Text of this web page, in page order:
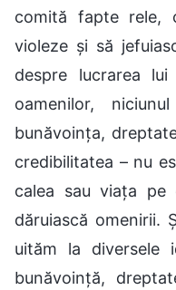
comită fapte rele,
violeze și să
despre lucrarea
oamenilor,
bunăvoința,
credibilitatea – nu
calea sau viața pe
dăruiască omenirii.
uităm la diversele
bunăvoință,